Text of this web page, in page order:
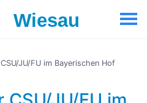
JU/FU im Bayerischen Hof